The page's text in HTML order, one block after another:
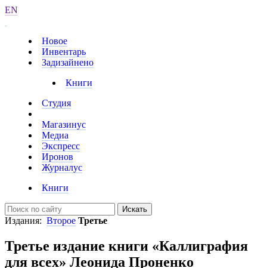
EN
Новое
Инвентарь
Задизайнено
Книги
Студия
Магазинус
Медиа
Экспресс
Иронов
Журналус
Книги
Искать
Издания: Второе Третье
Третье издание книги «Каллиграфия
для всех» Леонида Проненко